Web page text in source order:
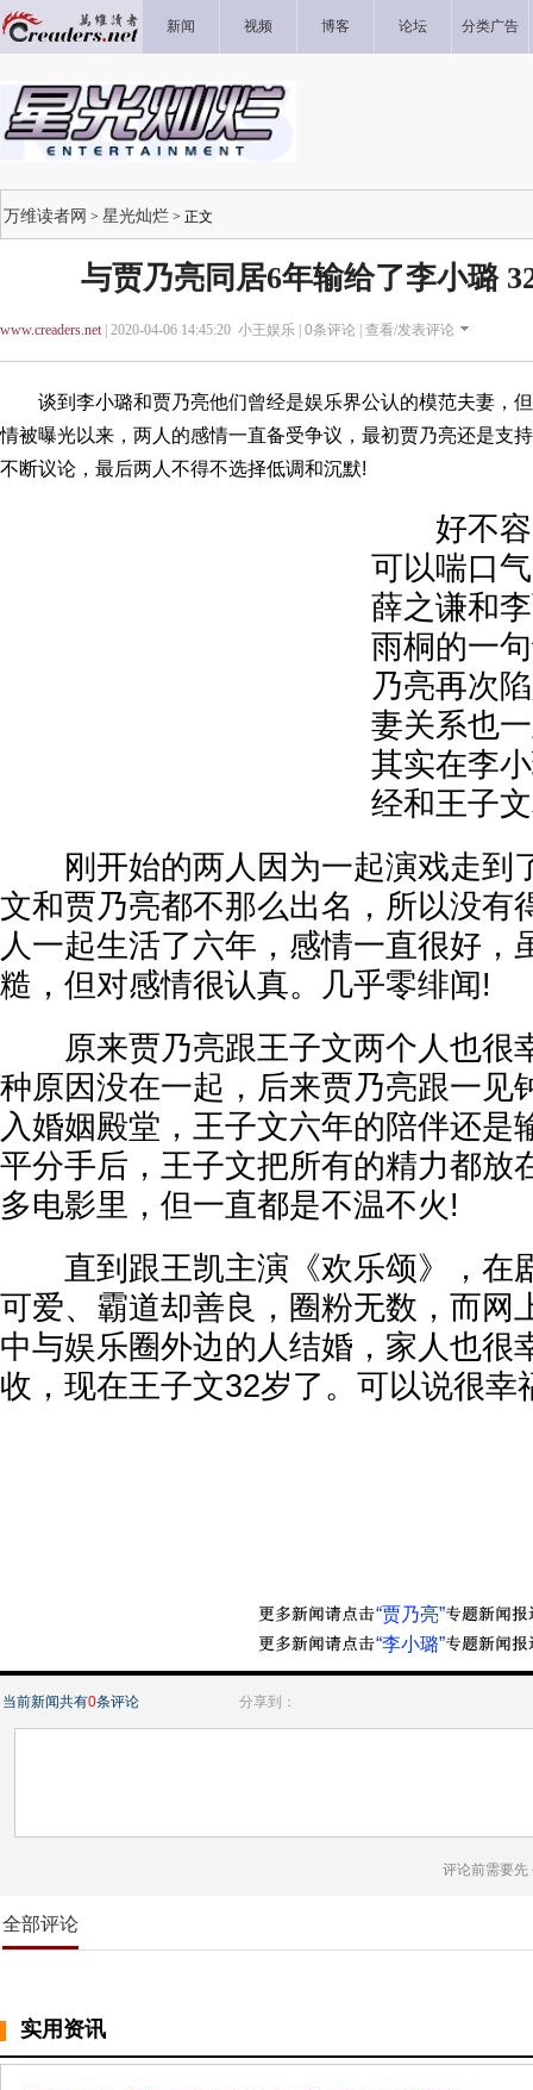
新闻 视频 博客 论坛 分类广告
万维读者网 > 星光灿烂 > 正文
与贾乃亮同居6年输给了李小璐
www.creaders.net| 2020-04-06 14:45:20 小王娱乐 | 0条评论 | 查看/发表评论
谈到李小璐和贾乃亮他们曾经是娱乐界公认的模范夫妻，但
情被曝光以来，两人的感情一直备受争议，最初贾乃亮还是支
不断议论，最后两人不得不选择低调和沉默!
好不容
可以喘口
薛之谦和
雨桐的一
乃亮再次
妻关系也
其实在李
经和王子
刚开始的两人因为一起演戏走到
文和贾乃亮都不那么出名，所以没有
人一起生活了六年，感情一直很好，
糙，但对感情很认真。几乎零绯闻!
原来贾乃亮跟王子文两个人也很
种原因没在一起，后来贾乃亮跟一见
入婚姻殿堂，王子文六年的陪伴还是
平分手后，王子文把所有的精力都放
多电影里，但一直都是不温不火!
直到跟王凯主演《欢乐颂》，在
可爱、霸道却善良，圈粉无数，而网
中与娱乐圈外边的人结婚，家人也很
收，现在王子文32岁了。可以说很幸
“贾乃亮”
“李小璐”
当前新闻共有0条评论 分享到：
评论前需要先
全部评论
实用资讯